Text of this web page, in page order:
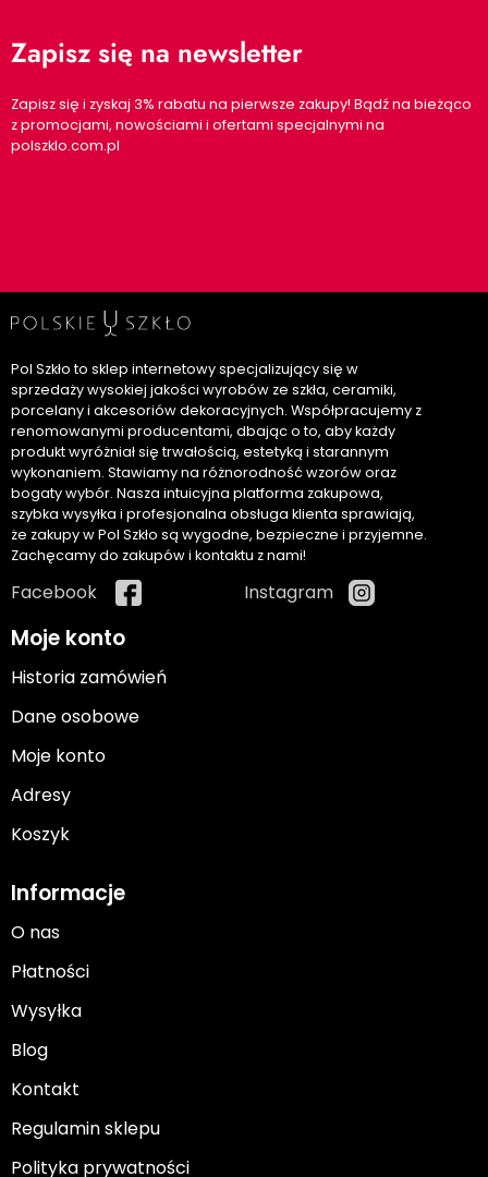
Zapisz się na newsletter
Zapisz się i zyskaj 3% rabatu na pierwsze zakupy! Bądź na bieżąco
z promocjami, nowościami i ofertami specjalnymi na
polszklo.com.pl
Pol Szkło to sklep internetowy specjalizujący się w
sprzedaży wysokiej jakości wyrobów ze szkła, ceramiki,
porcelany i akcesoriów dekoracyjnych. Współpracujemy z
renomowanymi producentami, dbając o to, aby każdy
produkt wyróżniał się trwałością, estetyką i starannym
wykonaniem. Stawiamy na różnorodność wzorów oraz
bogaty wybór. Nasza intuicyjna platforma zakupowa,
szybka wysyłka i profesjonalna obsługa klienta sprawiają,
że zakupy w Pol Szkło są wygodne, bezpieczne i przyjemne.
Zachęcamy do zakupów i kontaktu z nami!
Facebook Instagram
Moje konto
Historia zamówień
Dane osobowe
Moje konto
Adresy
Koszyk
Informacje
O nas
Płatności
Wysyłka
Blog
Kontakt
Regulamin sklepu
Polityka prywatności